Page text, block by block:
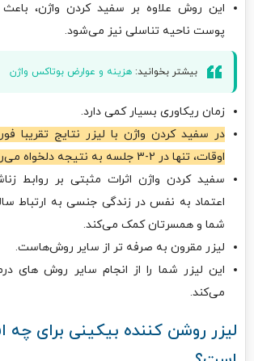
این روش علاوه بر سفید کردن واژن،
پوست ناحیه تناسلی نیز می‌شود.
بیشتر بخوانید: هزینه و عوارض بوتاکس واژن
زمان ریکاوری بسیار کمی دارد.
در سفید کردن واژن با لیزر نتایج تقریبا
اوقات، تنها در ۲-۳ جلسه به نتیجه دلخواه می‌رسید.
سفید کردن واژن اثرات مثبتی بر روابط
اعتماد به نفس در زندگی جنسی به ارتباط
شما و همسرتان کمک می‌کند.
لیزر مقرون به صرفه تر از سایر روش‌هاست.
این لیزر شما را از انجام سایر روش ‌های
می‌کند.
لیزر روشن کننده بیکینی برای چه